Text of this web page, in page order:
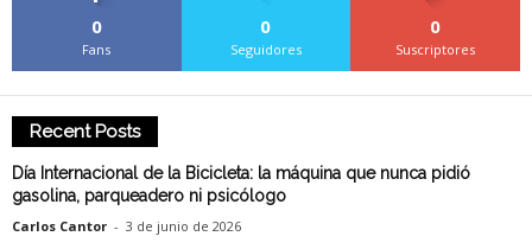
0
Fans
0
Seguidores
0
Suscriptores
Recent Posts
Día Internacional de la Bicicleta: la máquina que nunca pidió
gasolina, parqueadero ni psicólogo
Carlos Cantor - 3 de junio de 2026